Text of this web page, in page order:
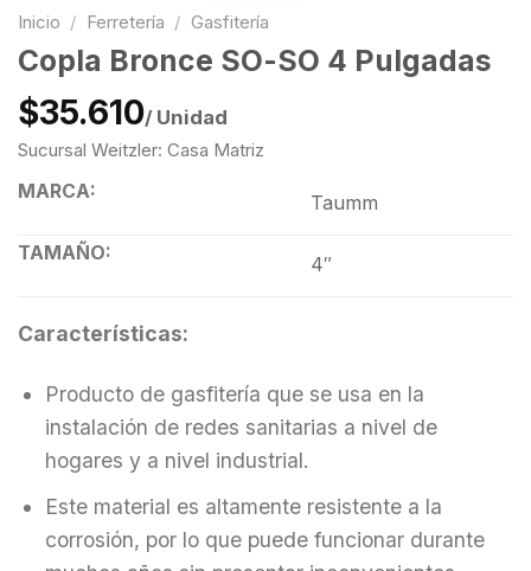
Inicio / Ferretería / Gasfitería
Copla Bronce SO-SO 4 Pulgadas
$35.610/ Unidad
Sucursal Weitzler: Casa Matriz
MARCA:
Taumm
TAMAÑO:
4″
Características:
Producto de gasfitería que se usa en la
instalación de redes sanitarias a nivel de
hogares y a nivel industrial.
Este material es altamente resistente a la
corrosión, por lo que puede funcionar durante